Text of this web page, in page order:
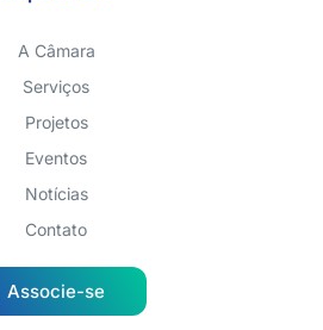
A Câmara
Serviços
Projetos
Eventos
Notícias
Contato
Associe-se